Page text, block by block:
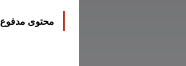
محتوى مدفوع